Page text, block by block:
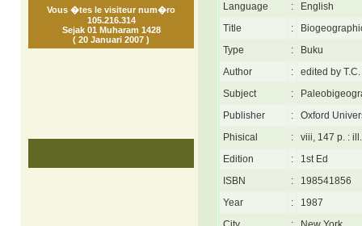
Vous �tes le visiteur num�ro
105.216.314
Sejak 01 Muharam 1428
( 20 Januari 2007 )
Language :
English
Title
:
Type
:
Buku
Author
:
edited by
Subject
:
Publisher
:
Oxford
Phisical
:
viii, 147 p. :
Edition
:
1st Ed
ISBN
:
198541856
Year
:
1987